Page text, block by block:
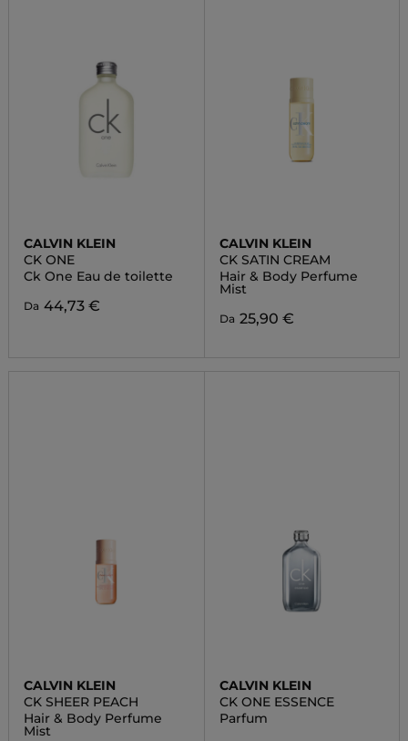
CALVIN KLEIN
CK ONE
Ck One Eau de toilette
Da 44,73 €
CALVIN KLEIN
CK SATIN CREAM
Hair & Body Perfume
Mist
Da 25,90 €
CALVIN KLEIN
CK SHEER PEACH
Hair & Body Perfume
Mist
CALVIN KLEIN
CK ONE ESSENCE
Parfum